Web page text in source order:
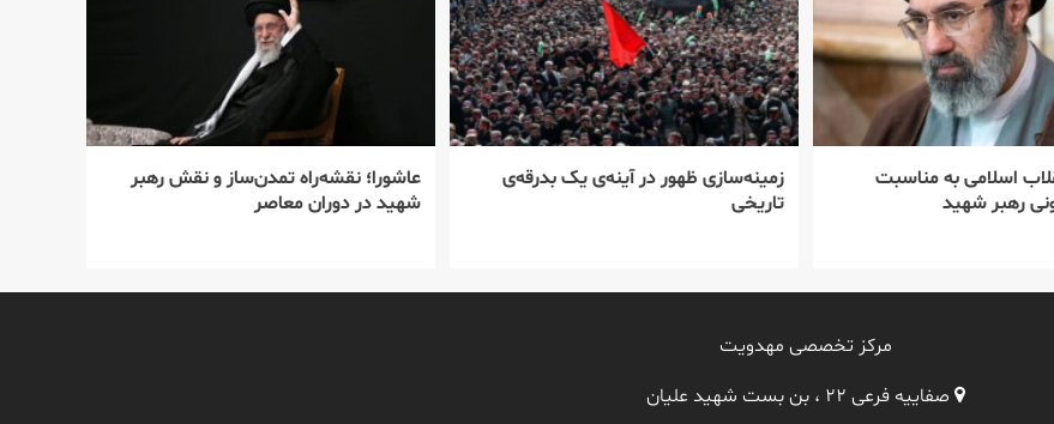
اسلامی به مناسبت
رهبر شهید
زمینه‌سازی ظهور در آینه‌ی یک بدرقه‌ی
تاریخی
عاشورا؛ نقشه‌راه تمدن‌ساز و نقش رهبر
شهید در دوران معاصر
مرکز تخصصی مهدویت
صفاییه فرعی ۲۲ ، بن بست شهید علیان